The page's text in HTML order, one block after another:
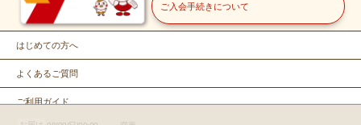
ご入会手続きについて
はじめての方へ
よくあるご質問
ご利用ガイド